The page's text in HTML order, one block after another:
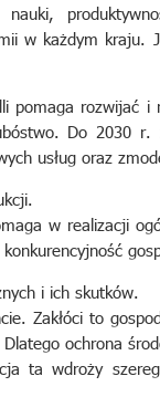
w każdym kraju.
pomaga rozwijać i
Do 2030
usług oraz
w realizacji
i ich skutków.
Zakłóci to
ochrona
ta wdroży